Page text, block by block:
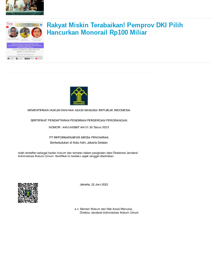
Rakyat Miskin Terabaikan! Pemprov DKI Pilih
Hancurkan Monorail Rp100 Miliar